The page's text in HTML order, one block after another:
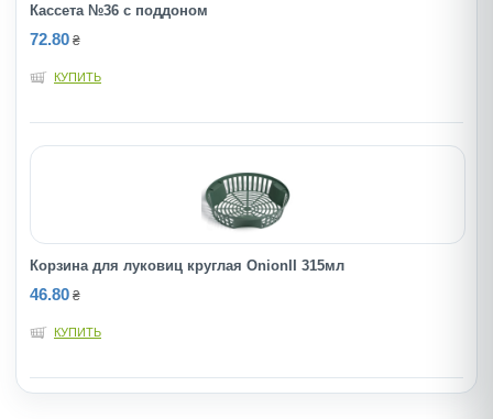
Кассета №36 с поддоном
72.80 ₴
КУПИТЬ
Корзина для луковиц круглая OnionII 315мл
46.80 ₴
КУПИТЬ